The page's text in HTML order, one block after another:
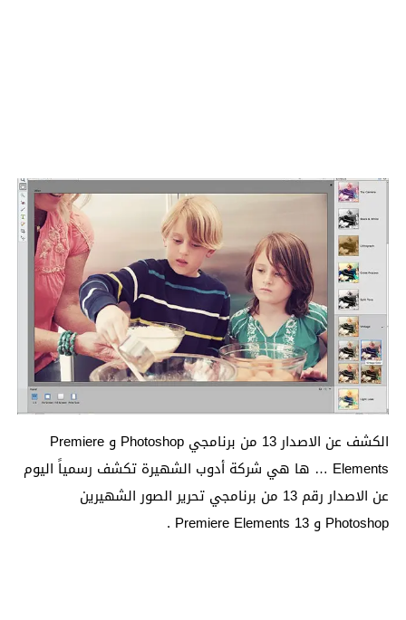
الكشف عن الاصدار 13 من برنامجي Photoshop و Premiere
Elements … ها هي شركة أدوب الشهيرة تكشف رسمياً اليوم
عن الاصدار رقم 13 من برنامجي تحرير الصور الشهيرين
Photoshop و Premiere Elements 13 .